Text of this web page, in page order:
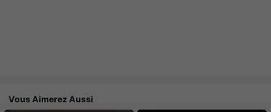
Vous Aimerez Aussi